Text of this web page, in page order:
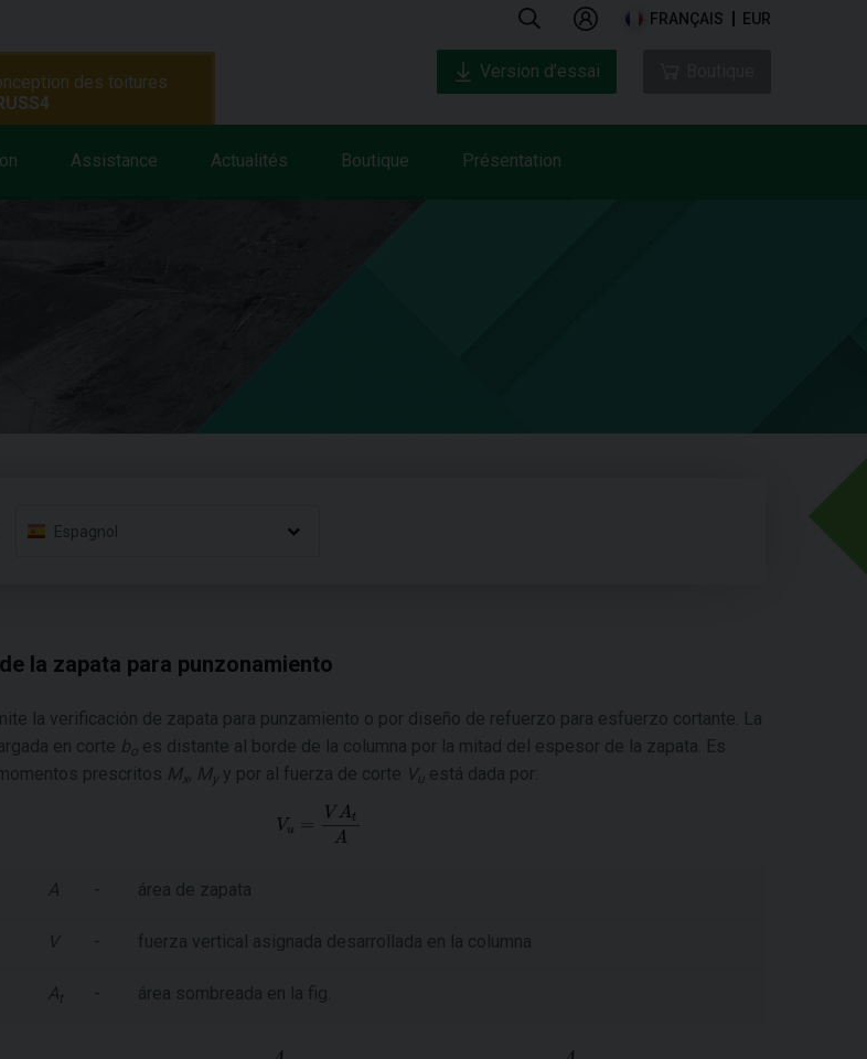
FRANÇAIS EUR
Assistance Actualités Boutique Présentation
des toitures
Version d’essai
Espagnol
la zapata para punzonamiento
la verificación de zapata para punzamiento o por diseño de refuerzo para esfuerzo cortante. La
en corte b o es distante al borde de la columna por la mitad del espesor de la zapata. Es
prescritos M x, My y por al fuerza de corte Vu está dada por:
A - área de zapata
V - fuerza vertical asignada desarrollada en la columna
A t - área sombreada en la fig.